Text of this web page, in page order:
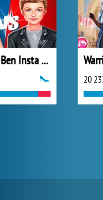
Ellie and Ben Insta Fashion
20